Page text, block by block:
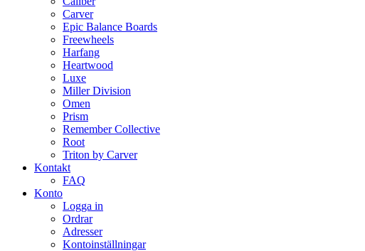
Carver
Epic Balance Boards
Freewheels
Harfang
Heartwood
Luxe
Miller Division
Omen
Prism
Remember Collective
Root
Triton by Carver
Kontakt
FAQ
Konto
Logga in
Ordrar
Adresser
Kontoinställningar